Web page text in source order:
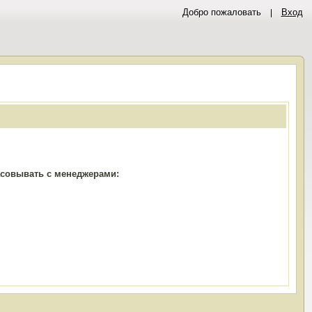
Добро пожаловать Вход
с менеджерами: